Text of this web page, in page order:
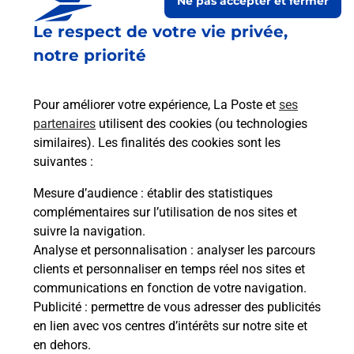
Le respect de votre vie privée,
notre priorité
Pour améliorer votre expérience, La Poste et ses
partenaires utilisent des cookies (ou technologies
similaires). Les finalités des cookies sont les
suivantes :
Mesure d’audience : établir des statistiques
complémentaires sur l’utilisation de nos sites et
suivre la navigation.
Analyse et personnalisation : analyser les parcours
clients et personnaliser en temps réel nos sites et
communications en fonction de votre navigation.
Publicité : permettre de vous adresser des publicités
en lien avec vos centres d’intérêts sur notre site et
en dehors.
Prochaine collecte du courrierjeudià 08h00
67 Rue Des Lapidaires
01410 Lelex
Itinéraire
Le lien s'ouvre dans un nouvel onglet